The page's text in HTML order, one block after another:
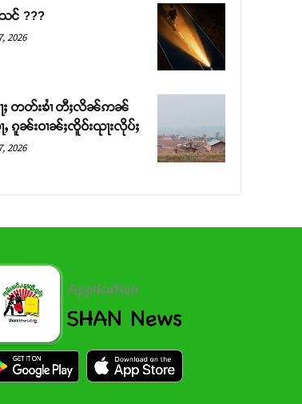
င် ???
2026
ႈ တတ်းၶၢႆ တီႈလိၼ်ဢၼ်
ၵူၼ်းဝၢၼ်ႈၸိူဝ်းၺႃးလိုပ်ႈ
2026